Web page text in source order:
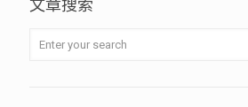
文章搜索